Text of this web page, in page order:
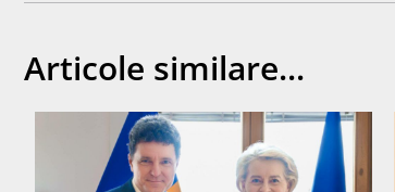
Articole similare...